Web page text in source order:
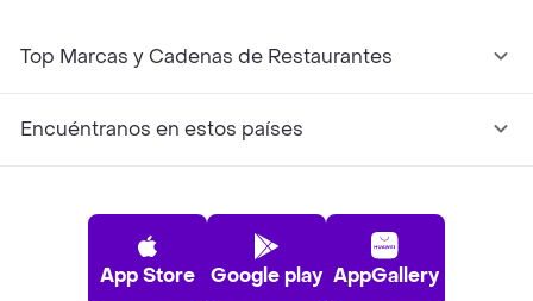
Top Marcas y Cadenas de Restaurantes
Encuéntranos en estos países
App Store Google play AppGallery